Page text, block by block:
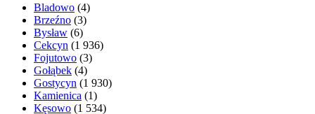
Bladowo (4)
Brzeźno (3)
Bysław (6)
Cekcyn (1 936)
Fojutowo (3)
Gołąbek (4)
Gostycyn (1 930)
Kamienica (1)
Kęsowo (1 534)